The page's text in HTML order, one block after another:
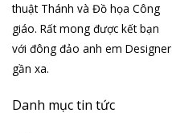
thuật Thánh và Đồ họa Công
giáo. Rất mong được kết bạn
với đông đảo anh em Designer
gần xa.
Danh mục tin tức